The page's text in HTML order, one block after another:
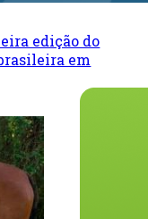
edição do
em